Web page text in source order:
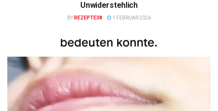
Unwiderstehlich
BY REZEPTE38 1 FEBRUAR 2026